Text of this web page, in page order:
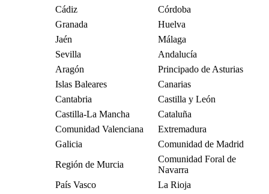
Cádiz
Córdoba
Granada
Huelva
Jaén
Málaga
Sevilla
Andalucía
Aragón
Principado de Asturias
Islas Baleares
Canarias
Cantabria
Castilla y León
Castilla-La Mancha
Cataluña
Comunidad Valenciana
Extremadura
Galicia
Comunidad de Madrid
Región de Murcia
Comunidad Foral de
Navarra
País Vasco
La Rioja